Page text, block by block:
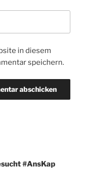
in diesem
speichern.
#AnsKap